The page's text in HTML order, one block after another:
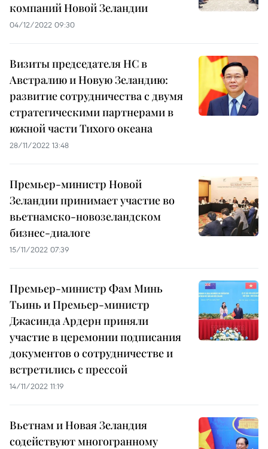
компаний Новой Зеландии
04/12/2022 09:30
Визиты председателя НС в
Австралию и Новую Зеландию:
развитие сотрудничества с двумя
стратегическими партнерами в
южной части Тихого океана
28/11/2022 13:48
Премьер-министр Новой
Зеландии принимает участие во
вьетнамско-новозеландском
бизнес-диалоге
15/11/2022 07:39
Премьер-министр Фам Минь
Тьинь и Премьер-министр
Джасинда Ардерн приняли
участие в церемонии подписания
документов о сотрудничестве и
встретились с прессой
14/11/2022 11:19
Вьетнам и Новая Зеландия
содействуют многогранному